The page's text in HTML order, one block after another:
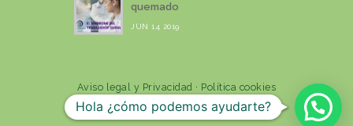
quemado
JUN 14 2019
Aviso legal y Privacidad · Política cookies
diseño web: elenadomenech © 2015
Hola ¿cómo podemos ayudarte?